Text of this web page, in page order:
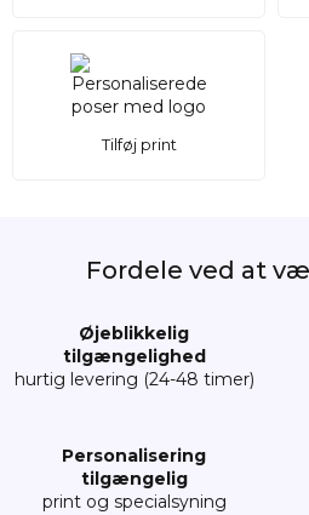
Tilføj print
Fordele ved at
Øjeblikkelig
tilgængelighed
hurtig levering (24-48 timer)
Personalisering
tilgængelig
print og specialsyning